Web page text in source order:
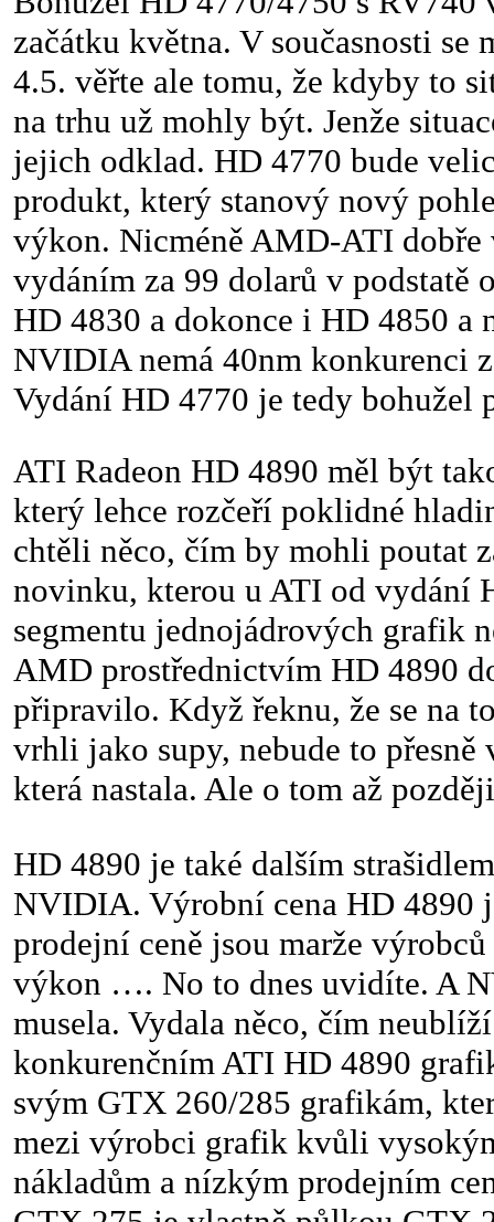
začátku května. V současnosti se
4.5. věřte ale tomu, že kdyby to
na trhu už mohly být. Jenže
jejich odklad. HD 4770 bude
produkt, který stanový nový
výkon. Nicméně AMD-ATI
vydáním za 99 dolarů v podstatě
HD 4830 a dokonce i HD 4850 a
NVIDIA nemá 40nm konkurenci
Vydání HD 4770 je tedy bohužel
ATI Radeon HD 4890 měl být
který lehce rozčeří poklidné
chtěli něco, čím by mohli poutat
novinku, kterou u ATI od vydání
segmentu jednojádrových grafik
AMD prostřednictvím HD 4890
připravilo. Když řeknu, že se na
vrhli jako supy, nebude to
která nastala. Ale o tom až
HD 4890 je také dalším
NVIDIA. Výrobní cena HD 4890
prodejní ceně jsou marže
výkon …. No to dnes uvidíte. A
musela. Vydala něco, čím
konkurenčním ATI HD 4890
svým GTX 260/285 grafikám,
mezi výrobci grafik kvůli
nákladům a nízkým prodejním